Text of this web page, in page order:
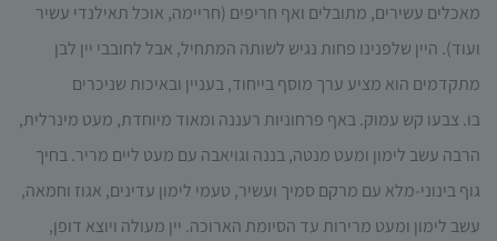
מאכלים עשירים, מתובלים ואף חריפים (חריימה, אוכל תאילנדי עשיר
ועוד). היין שלפנינו פחות נגיש לשותה המתחיל, אבל לחובבי יין לבן
מתקדמים הוא מציע ערך מוסף בייחוד, בעניין ובאיכות שניכרים
בו. צבעו קש עמוק. באף פרחוניות רעננה ומאוד מיוחדת, מעט מינרלית,
הרבה עשב לימון ומעט מנטה, בננה וגויאבה עם מעט ליים מריר. בחיך
גוף בינוני-מלא עם מרקם סמיך ועשיר, טעמי לימון עדינים, אגוז וחמאה,
עשב לימון ומעט מרירות עד הסיומת הארוכה. יין מעולה ויוצא דופן,
בצורה
מיטבית
ביקורך. אם
תסרב/י
Cookie
אלו, חלק
מהפונקציות
באתר